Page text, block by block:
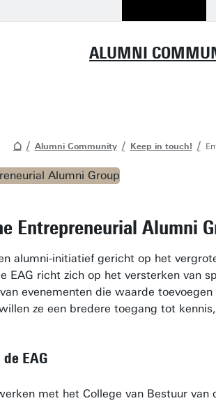
ALUMNI
Alumni Community Keep in touch!
Entrepreneurial Alumni
alumni-initiatief gericht op het
EAG richt zich op het versterken van
evenementen die waarde
ze een bredere toegang tot
EAG
met het College van Bestuur